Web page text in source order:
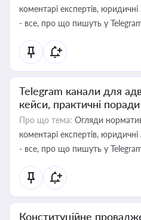
коментарі експертів,
- все, про що пишуть у
Telegram канали для
кейси, практичні поради
Про що тема: Огляди
коментарі експертів,
- все, про що пишуть у
Конституційне